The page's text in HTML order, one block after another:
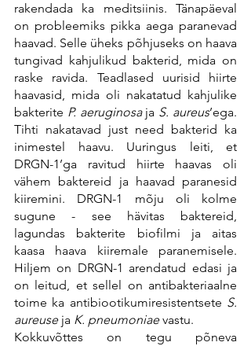
rakendada ka meditsiinis. Tänapäeval
on probleemiks pikka aega paranevad
haavad. Selle üheks põhjuseks on haava
tungivad kahjulikud bakterid, mida on
raske ravida. Teadlased uurisid hiirte
haavasid, mida oli nakatatud kahjulike
bakterite P. aeruginosa ja S. aureus’ega.
Tihti nakatavad just need bakterid ka
inimestel haavu. Uuringus leiti, et
DRGN-1’ga ravitud hiirte haavas oli
vähem baktereid ja haavad paranesid
kiiremini. DRGN-1 mõju oli kolme
sugune - see hävitas baktereid,
lagundas bakterite biofilmi ja aitas
kaasa haava kiiremale paranemisele.
Hiljem on DRGN-1 arendatud edasi ja
on leitud, et sellel on antibakteriaalne
toime ka antibiootikumiresistentsete S.
aureuse ja K. pneumoniae vastu.
Kokkuvõttes on tegu põneva